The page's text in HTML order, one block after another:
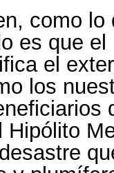
como lo
es que
el
los
Hipólito